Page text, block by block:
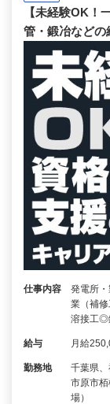
【未経験OK！
管・鍛冶などの
仕事内容
発電所
業（補
溶接工◎
給与 月給
勤務地
千葉県
市原市
場）